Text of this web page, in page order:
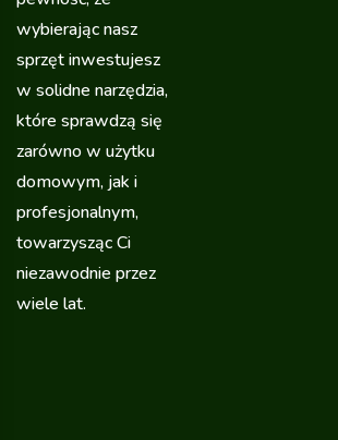
wybierając nasz
sprzęt inwestujesz
w solidne narzędzia,
które sprawdzą się
zarówno w użytku
domowym, jak i
profesjonalnym,
towarzysząc Ci
niezawodnie przez
wiele lat.